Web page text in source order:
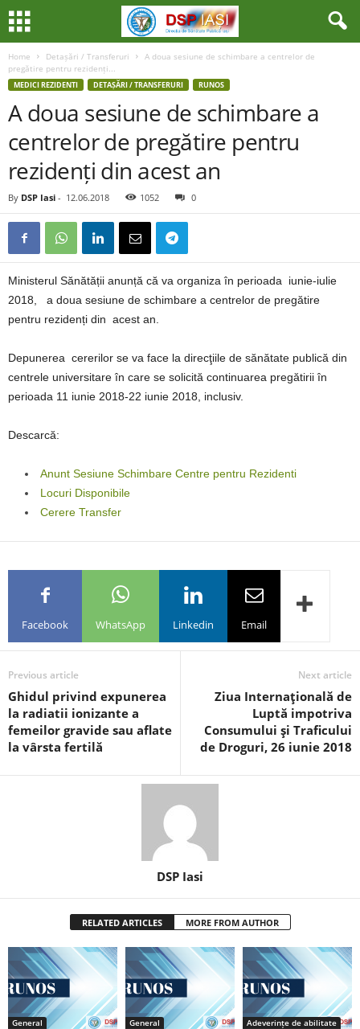
Home Detașări / Transferuri
A doua sesiune de schimbare a centrelor de
pregătire pentru rezidenți...
MEDICI REZIDENTI DETAȘĂRI / TRANSFERURI RUNOS
A doua sesiune de schimbare a
centrelor de pregătire pentru
rezidenți din acest an
By DSP Iasi - 12.06.2018 1052 0
Ministerul Sănătății anunță că va organiza în perioada iunie-iulie
2018, a doua sesiune de schimbare a centrelor de pregătire
pentru rezidenți din acest an.
Depunerea cererilor se va face la direcţiile de sănătate publică din
centrele universitare în care se solicită continuarea pregătirii în
perioada 11 iunie 2018-22 iunie 2018, inclusiv.
Descarcă:
Anunt Sesiune Schimbare Centre pentru Rezidenti
Locuri Disponibile
Cerere Transfer
Facebook WhatsApp Linkedin Email
Previous article
Ghidul privind expunerea
la radiatii ionizante a
femeilor gravide sau aflate
la vârsta fertilă
Next article
Ziua Internaţională de
Luptă impotriva
Consumului şi Traficului
de Droguri, 26 iunie 2018
DSP Iasi
RELATED ARTICLES MORE FROM AUTHOR
General General Adeverințe de abilitate